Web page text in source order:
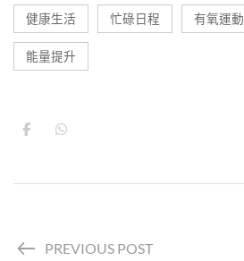
健康生活 忙碌日程 有氧運動
能量提升
PREVIOUS POST